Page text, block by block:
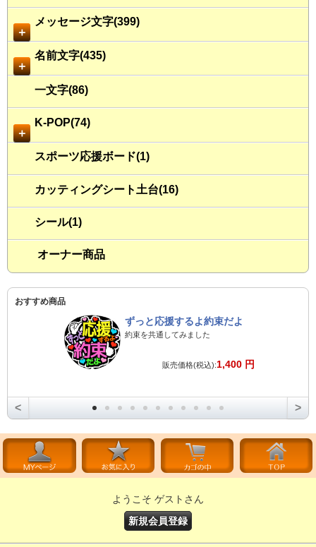
＋
メッセージ文字(399)
＋
名前文字(435)
一文字(86)
＋
K-POP(74)
スポーツ応援ボード(1)
カッティングシート土台(16)
シール(1)
オーナー商品
おすすめ商品
ずっと応援するよ約束だよ
約束を共通してみました
販売価格(税込):1,400 円
< >
ようこそ ゲストさん
新規会員登録